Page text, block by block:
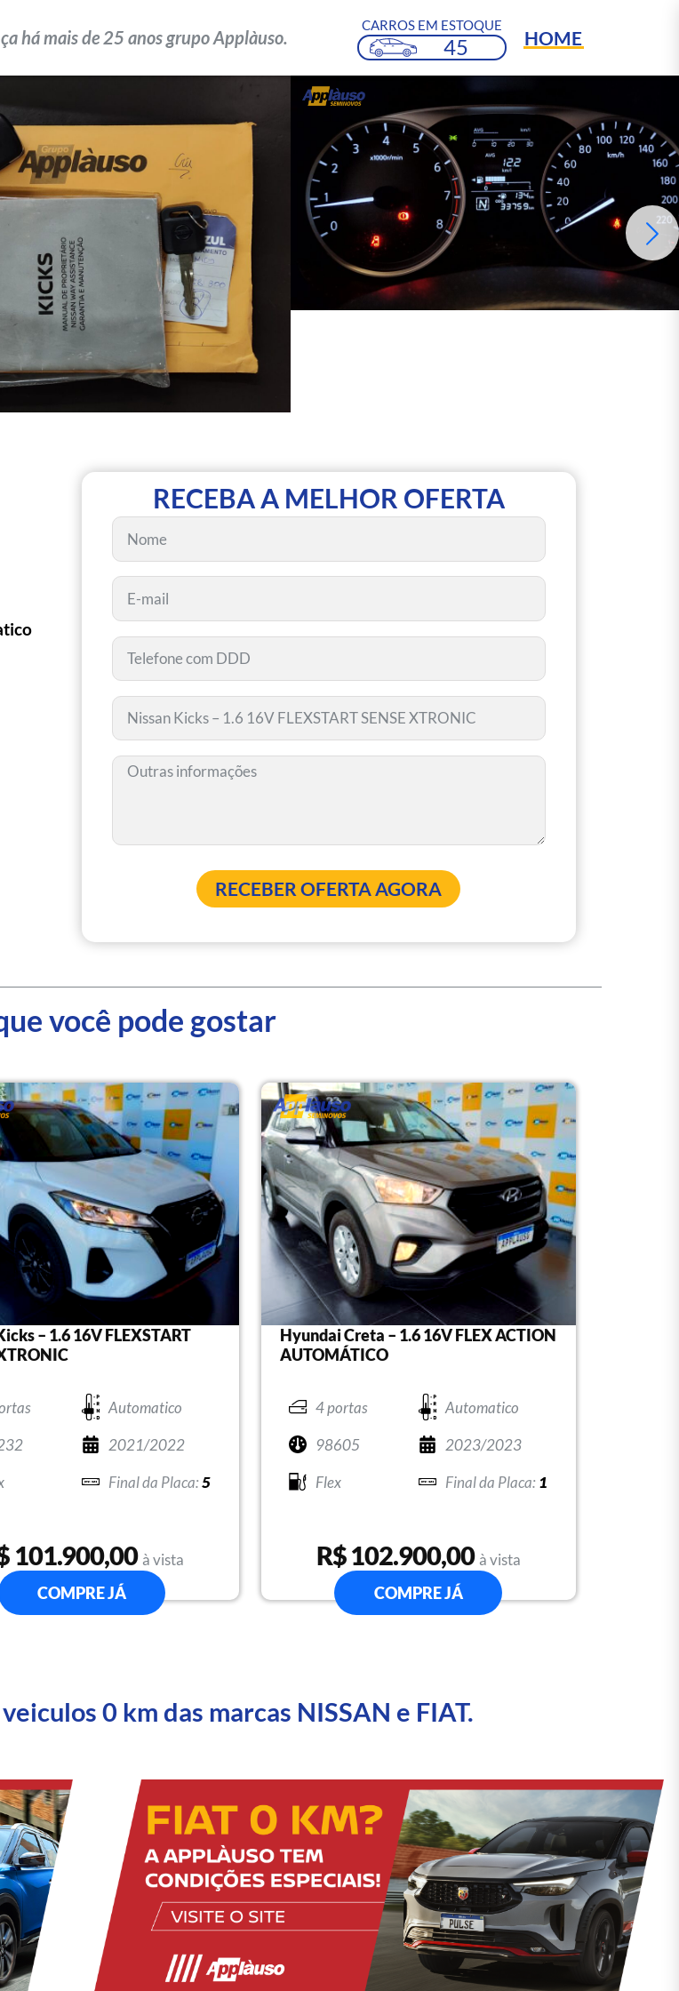
há mais de 25 anos grupo Applàuso.
CARROS EM ESTOQUE
45 HOME
RECEBA A MELHOR OFERTA
você pode gostar
– 1.6 16V FLEXSTART
Automatico
2021/2022
5
101.900,00 à vista
COMPRE JÁ
Hyundai Creta – 1.6 16V FLEX ACTION
AUTOMÁTICO
4 portas
Automatico
98605
2023/2023
Flex
1
R$ 102.900,00 à vista
COMPRE JÁ
0 km das marcas NISSAN e FIAT.